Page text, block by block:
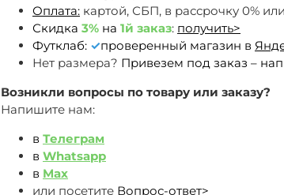
Оплата: картой, СБП, в рассрочку 0%
Скидка 3% на 1й заказ: получить>
Футклаб: ✓проверенный магазин в
Нет размера? Привезем под заказ –
Возникли вопросы по товару или заказу?
Напишите нам:
в Телеграм
в Whatsapp
в Max
или посетите Вопрос-ответ>